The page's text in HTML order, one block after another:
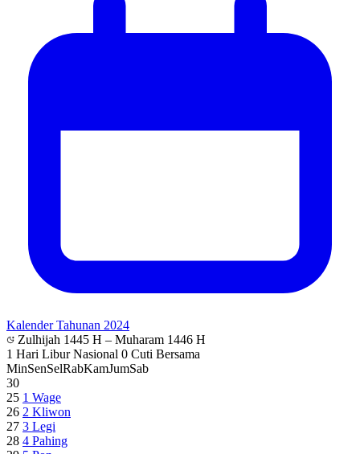
Kalender Tahunan 2024
Zulhijah 1445 H – Muharam 1446 H
1 Hari Libur Nasional 0 Cuti Bersama
MinSenSelRabKamJumSab
30
25 1 Wage
26 2 Kliwon
27 3 Legi
28 4 Pahing